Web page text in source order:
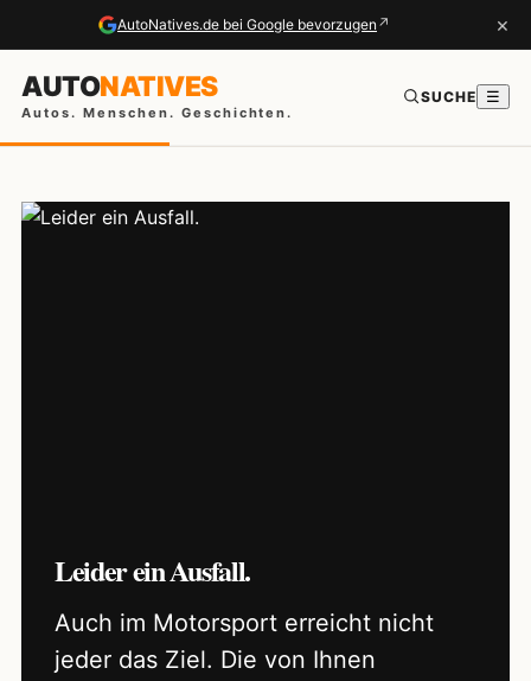
AutoNatives.de bei Google bevorzugen ↗ ×
AUTONATIVES
Autos. Menschen. Geschichten.
SUCHE ☰
Leider ein Ausfall.
Auch im Motorsport erreicht nicht
jeder das Ziel. Die von Ihnen